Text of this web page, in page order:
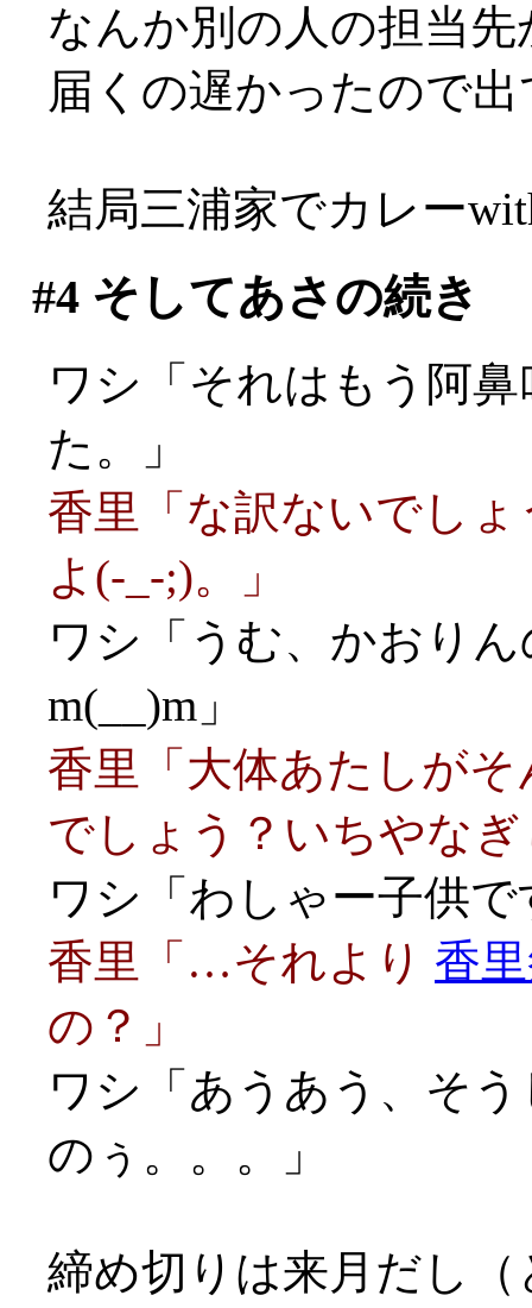
なんか別の人の担当
届くの遅かったので
結局三浦家でカレー
#4そしてあさの続き
ワシ「それはもう阿
た。」
香里「な訳ないでし
よ(-_-;)。」
ワシ「うむ、かおり
m(__)m」
香里「大体あたしが
でしょう？いちやな
ワシ「わしゃー子供
香里「…それより 香
の？」
ワシ「あうあう、そ
のぅ。。。」
締め切りは来月だし